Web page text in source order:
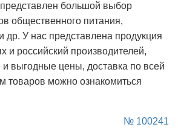
большой выбор
общественного питания,
др. У нас представлена продукция
и российский производителей,
и выгодные цены, доставка по всей
товаров можно ознакомиться
№ 100241